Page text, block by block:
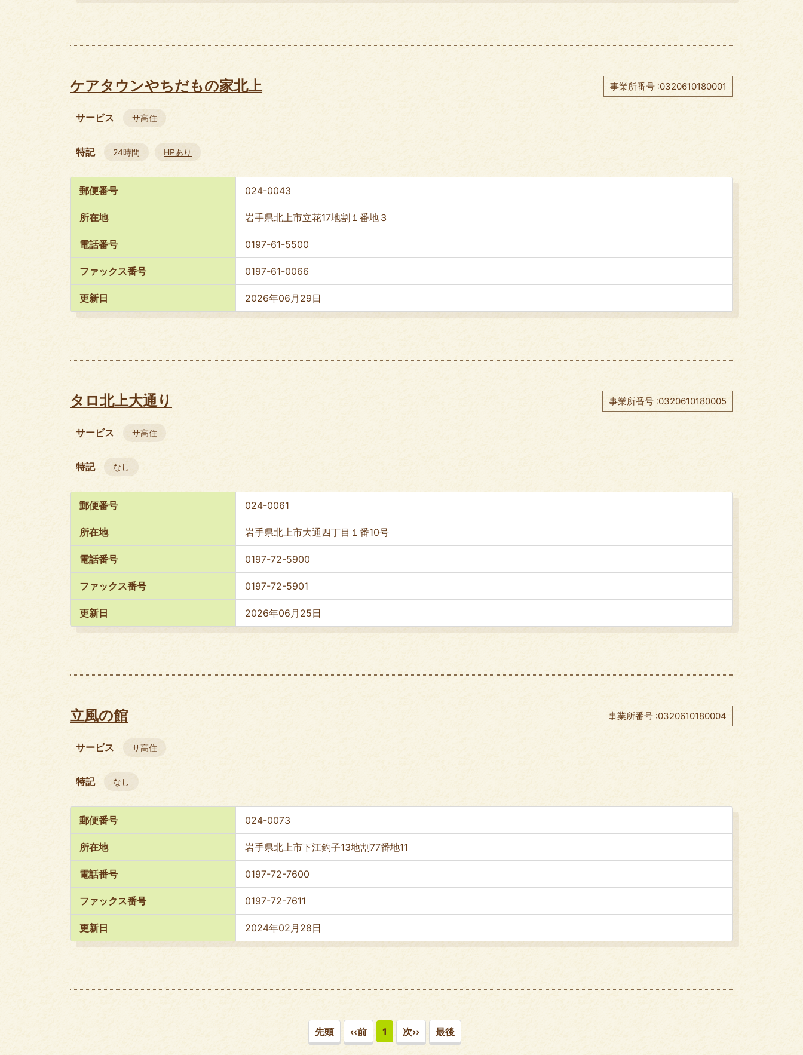
ケアタウンやちだもの家北上 事業所番号 :0320610180001
サービス サ高住
特記 24時間 HPあり
郵便番号 024-0043
所在地 岩手県北上市立花17地割１番地３
電話番号 0197-61-5500
ファックス番号 0197-61-0066
更新日 2026年06月29日
タロ北上大通り 事業所番号 :0320610180005
サービス サ高住
特記 なし
郵便番号 024-0061
所在地 岩手県北上市大通四丁目１番10号
電話番号 0197-72-5900
ファックス番号 0197-72-5901
更新日 2026年06月25日
立風の館 事業所番号 :0320610180004
サービス サ高住
特記 なし
郵便番号 024-0073
所在地 岩手県北上市下江釣子13地割77番地11
電話番号 0197-72-7600
ファックス番号 0197-72-7611
更新日 2024年02月28日
先頭 ‹‹前 1 次›› 最後